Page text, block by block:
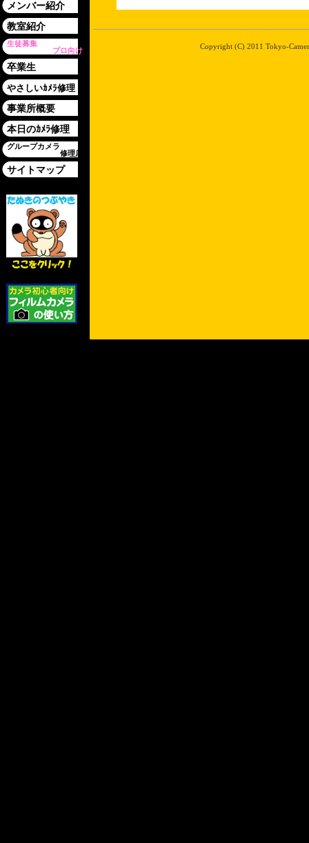
メンバー紹介
教室紹介
生徒募集
プロ向け
卒業生
やさしいｶﾒﾗ修理
事業所概要
本日のｶﾒﾗ修理
グループカメラ
修理店
サイトマップ
Copyright (C) 2011 Tokyo-